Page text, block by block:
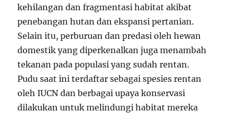
kehilangan dan fragmentasi habitat akibat
penebangan hutan dan ekspansi pertanian.
Selain itu, perburuan dan predasi oleh hewan
domestik yang diperkenalkan juga menambah
tekanan pada populasi yang sudah rentan.
Pudu saat ini terdaftar sebagai spesies rentan
oleh IUCN dan berbagai upaya konservasi
dilakukan untuk melindungi habitat mereka